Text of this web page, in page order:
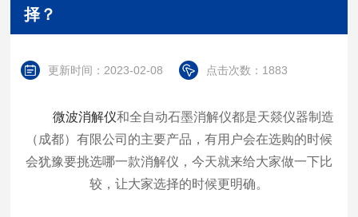
择？
更新时间：2023-02-08 点击次数：1883
微波消解仪和全自动石墨消解仪都是天燚仪器制造
（成都）有限公司的主要产品，有用户会在选购的时候
会犹豫要挑选哪一款消解仪，今天就来给大家做一下比
较，让大家选择的时候更明确。